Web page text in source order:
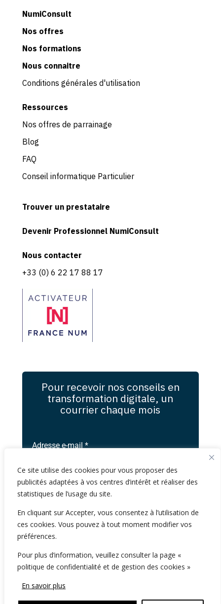
Ce site utilise des cookies pour vous proposer des
publicités adaptées à vos centres d’intérêt et réaliser des
statistiques de l’usage du site.
En cliquant sur Accepter, vous consentez à l’utilisation de
ces cookies. Vous pouvez à tout moment modifier vos
préférences.
Pour plus d’information, veuillez consulter la page «
politique de confidentialité et de gestion des cookies »
En savoir plus
NumiConsult
Nos offres
Nos formations
Nous connaitre
Conditions générales d'utilisation
Ressources
Nos offres de parrainage
Blog
FAQ
Conseil informatique Particulier
Trouver un prestataire
Devenir Professionnel NumiConsult
Nous contacter
+33 (0) 6 22 17 88 17
Pour recevoir nos conseils en
transformation digitale, un
courrier chaque mois
Adresse e-mail *
S’abonner
Pour en savoir plus sur le traitement de vos
données, veuillez consulter notre
confidentialité des données
2026 NumiConsult, 61 Rue de Lyon, 75012 Paris -